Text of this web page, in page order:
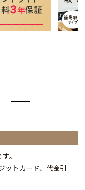
。
ットカード、代金引